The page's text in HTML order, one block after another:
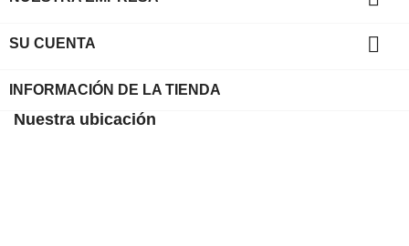
SU CUENTA 
INFORMACIÓN DE LA TIENDA
Nuestra ubicación